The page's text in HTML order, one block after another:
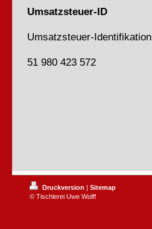
Umsatzsteuer-ID
Umsatzsteuer-
51 980 423 572
Druckversion | Sitemap
© Tischlerei Uwe Wolff